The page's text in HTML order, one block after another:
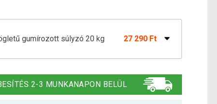
gumírozott súlyzó 20 kg 27 290 Ft
2-3 MUNKANAPON BELÜL